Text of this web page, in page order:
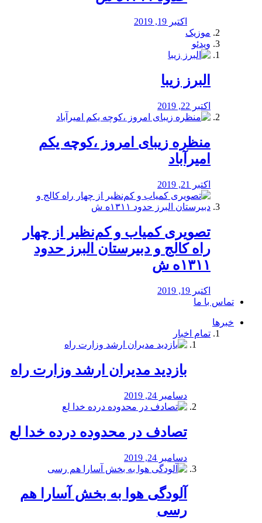
اکتبر 19, 2019
موزیک
ویدئو
البرز زیبا
اکتبر 22, 2019
منظره‌‌ زیبای امروز ،کوچه یکم
امیرآباد
اکتبر 21, 2019
️تصویری کمیاب و کم‌نظیر از چهار
راه كالج و دبيرستان البرز حدود
۱۳۱۱ه ش
اکتبر 19, 2019
تماس با ما
خبرها
تمام اخبار
بازدید مدیران ارشد وزارت راه
دسامبر 24, 2019
تصادف در محدوده درده خدا لع
دسامبر 24, 2019
آلودگی هوا به بخش آسارا هم
رسی